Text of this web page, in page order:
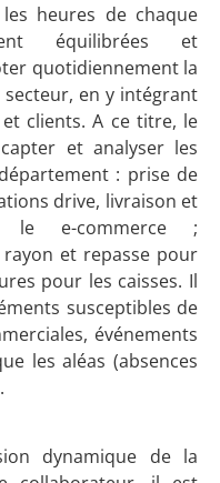
heures de chaque
équilibrées et
quotidiennement la
en y intégrant
clients. A ce titre, le
et analyser les
: prise de
drive, livraison et
e-commerce ;
et repasse pour
pour les caisses. Il
susceptibles de
événements
les aléas (absences
dynamique de la